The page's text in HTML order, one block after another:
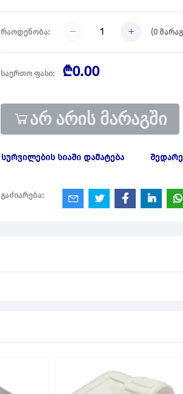
რაოდენობა: (0
საერთო ფასი: ₾0.00
არ არის მარაგში
სურვილების სიაში დამატება
გაძიარება: